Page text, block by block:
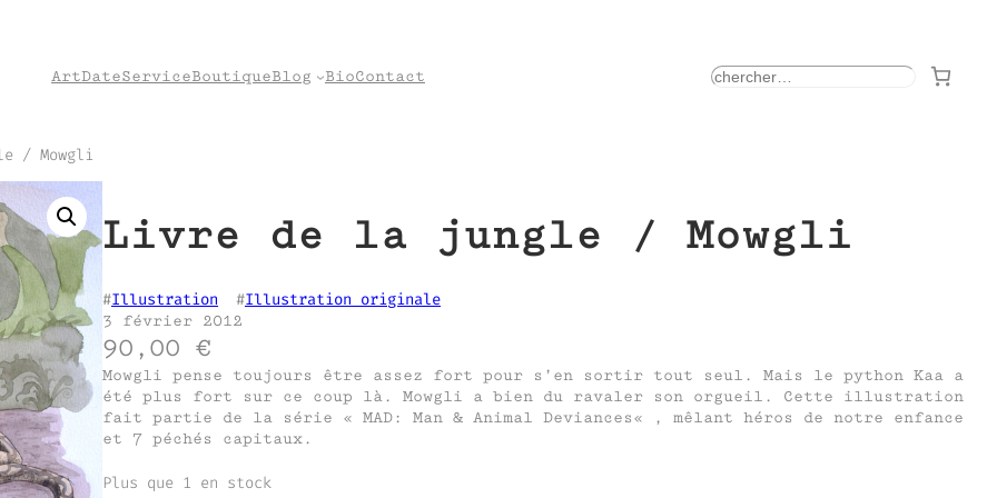
ArtDateServiceBoutiqueBlog BioContact rechercher
/ Mowgli
Livre de la jungle / Mowgli
#Illustration
  #
Illustration originale
3 février 2012
90,00 €
Mowgli pense toujours être assez fort pour s’en sortir tout seul. Mais le python Kaa a
été plus fort sur ce coup là. Mowgli a bien du ravaler son orgueil. Cette illustration
fait partie de la série « MAD: Man & Animal Deviances« , mêlant héros de notre enfance
et 7 péchés capitaux.
Plus que 1 en stock